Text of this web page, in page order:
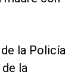
la Policía
la